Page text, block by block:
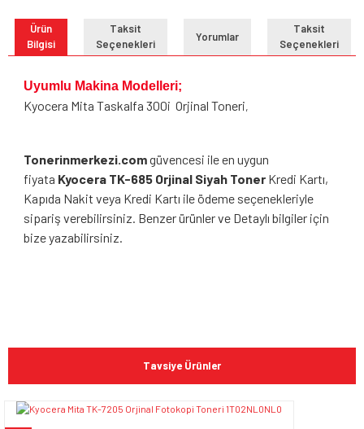
Ürün
Bilgisi
Taksit
Seçenekleri
Yorumlar
Taksit
Seçenekleri
Uyumlu Makina Modelleri;
Kyocera Mita Taskalfa 300i Orjinal Toneri,
Tonerinmerkezi.comgüvencesi ile en uygun
fiyata Kyocera TK-685 Orjinal Siyah Toner Kredi Kartı,
Kapıda Nakit veya Kredi Kartı ile ödeme seçenekleriyle
sipariş verebilirsiniz. Benzer ürünler ve Detaylı bilgiler için
bize yazabilirsiniz.
Bu ürüne ilk yorumu siz yapın!
Yorum Yaz
konularda yetersiz gördüğünüz noktaları öneri formunu
kullanarak tarafımıza iletebilirsiniz.
Tavsiye Ürünler